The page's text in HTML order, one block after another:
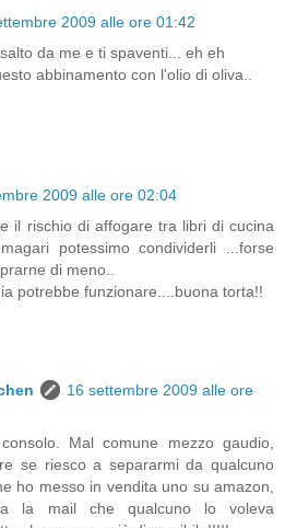
2009 alle ore 01:42
da me e ti spaventi... eh eh
abbinamento con l'olio di oliva..
2009 alle ore 02:04
il rischio di affogare tra libri di cucina
potessimo condividerli ...forse
di meno..
potrebbe funzionare....buona torta!!
16 settembre 2009 alle ore
Mal comune mezzo gaudio,
se riesco a separarmi da qualcuno
ho messo in vendita uno su amazon,
la mail che qualcuno lo voleva